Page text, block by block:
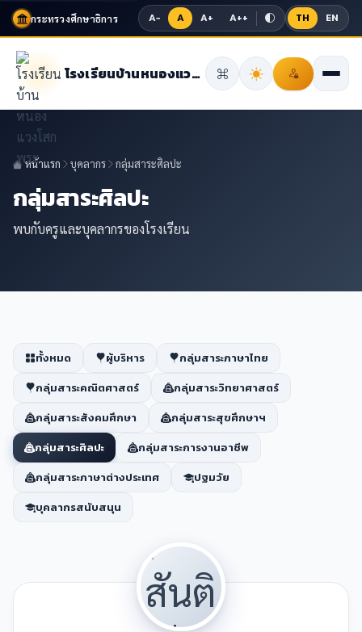
กระทรวงศึกษาธิการ A− A A+ A++ TH EN
โรงเรียนบ้านหนองแวงโสกพระ
หน้าแรก บุคลากร กลุ่มสาระศิลปะ
กลุ่มสาระศิลปะ
พบกับครูและบุคลากรของโรงเรียน
ทั้งหมด ผู้บริหาร
กลุ่มสาระภาษาไทย
กลุ่มสาระคณิตศาสตร์
กลุ่มสาระวิทยาศาสตร์
กลุ่มสาระสังคมศึกษา
กลุ่มสาระสุขศึกษาฯ
กลุ่มสาระศิลปะ
กลุ่มสาระการงานอาชีพ
กลุ่มสาระภาษาต่างประเทศ
ปฐมวัย
บุคลากรสนับสนุน